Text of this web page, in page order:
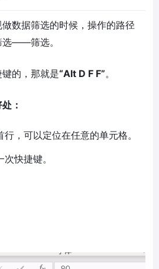
数据筛选的时候，操作的路径
——筛选。
的，那就是“Alt D F F”。
：
，可以定位在任意的单元格。
快捷键。